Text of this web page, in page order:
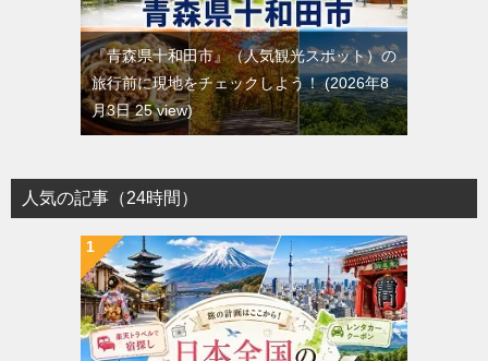
『青森県十和田市』（人気観光スポット）の
旅行前に現地をチェックしよう！ 2026年8
月3日 25 view
人気の記事（24時間）